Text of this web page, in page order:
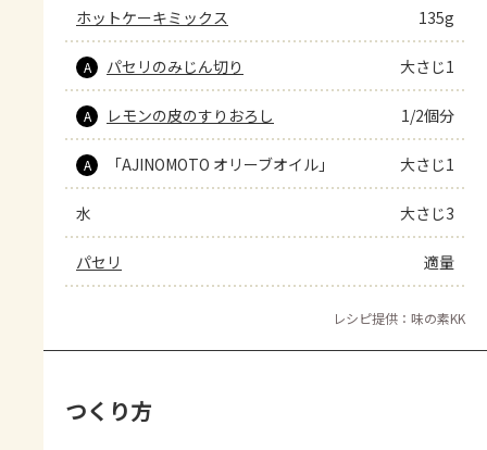
ホットケーキミックス 135g
A パセリのみじん切り 大さじ1
A レモンの皮のすりおろし 1/2個分
A 「AJINOMOTO オリーブオイル」 大さじ1
水 大さじ3
パセリ 適量
レシピ提供：味の素KK
つくり方